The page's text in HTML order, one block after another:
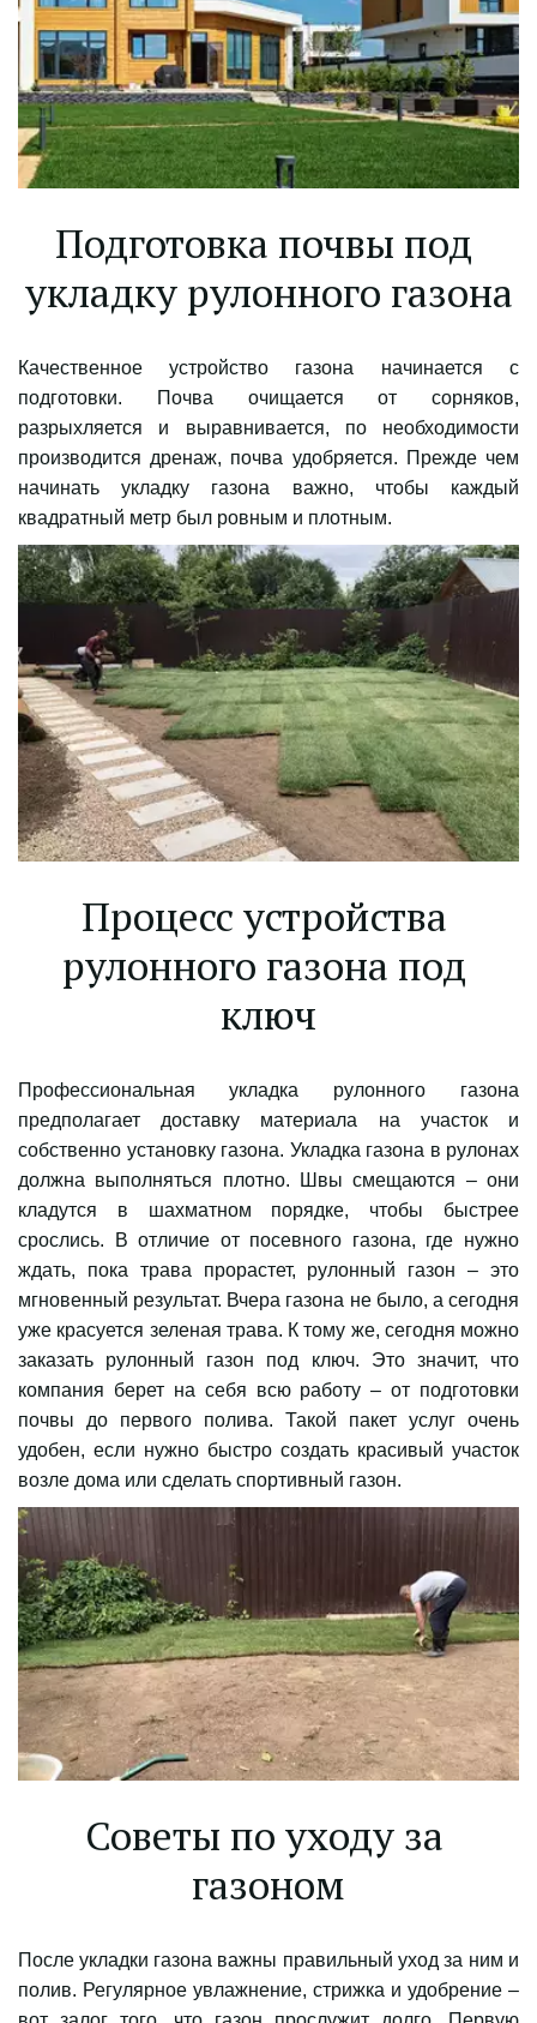
Подготовка почвы под
укладку рулонного газона
Качественное устройство газона начинается с
подготовки. Почва очищается от сорняков,
разрыхляется и выравнивается, по необходимости
производится дренаж, почва удобряется. Прежде чем
начинать укладку газона важно, чтобы каждый
квадратный метр был ровным и плотным.
Процесс устройства
рулонного газона под
ключ
Профессиональная укладка рулонного газона
предполагает доставку материала на участок и
собственно установку газона. Укладка газона в рулонах
должна выполняться плотно. Швы смещаются – они
кладутся в шахматном порядке, чтобы быстрее
срослись. В отличие от посевного газона, где нужно
ждать, пока трава прорастет, рулонный газон – это
мгновенный результат. Вчера газона не было, а сегодня
уже красуется зеленая трава. К тому же, сегодня можно
заказать рулонный газон под ключ. Это значит, что
компания берет на себя всю работу – от подготовки
почвы до первого полива. Такой пакет услуг очень
удобен, если нужно быстро создать красивый участок
возле дома или сделать спортивный газон.
Советы по уходу за
газоном
После укладки газона важны правильный уход за ним и
полив. Регулярное увлажнение, стрижка и удобрение –